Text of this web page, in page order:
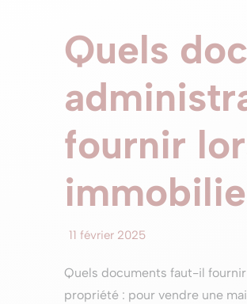
Quels
fournir
11 février 2025
Quels documents faut-il
propriété : pour vendre une